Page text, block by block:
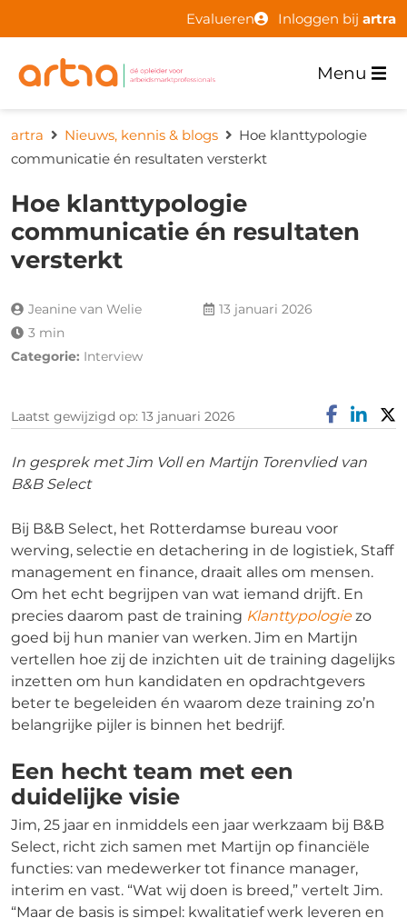
Evalueren Inloggen bij artra
Menu
artra Nieuws, kennis & blogs
Hoe klanttypologie
communicatie én resultaten versterkt
Hoe klanttypologie
communicatie én resultaten
versterkt
Jeanine van Welie
13 januari 2026
3 min
Categorie: Interview
Laatst gewijzigd op: 13 januari 2026
In gesprek met Jim Voll en Martijn Torenvlied van
B&B Select
Bij B&B Select, het Rotterdamse bureau voor
werving, selectie en detachering in de logistiek, Staff
management en finance, draait alles om mensen.
Om het echt begrijpen van wat iemand drijft. En
precies daarom past de training Klanttypologiezo
goed bij hun manier van werken. Jim en Martijn
vertellen hoe zij de inzichten uit de training dagelijks
inzetten om hun kandidaten en opdrachtgevers
beter te begeleiden én waarom deze training zo’n
belangrijke pijler is binnen het bedrijf.
Een hecht team met een
duidelijke visie
Jim, 25 jaar en inmiddels een jaar werkzaam bij B&B
Select, richt zich samen met Martijn op financiële
functies: van medewerker tot finance manager,
interim en vast. “Wat wij doen is breed,” vertelt Jim.
“Maar de basis is simpel: kwalitatief werk leveren en